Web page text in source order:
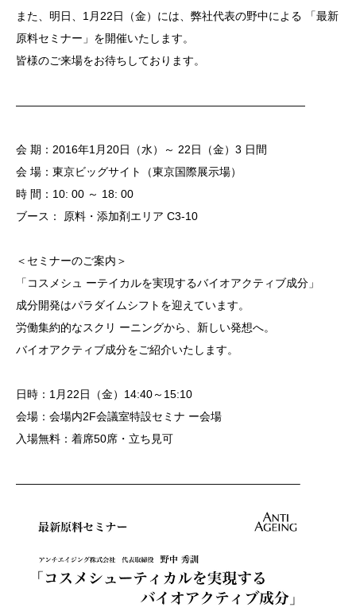
また、明日、 1 月 22日（金）には、 弊社代表の野中による
「最新
原料セミナー」を開催いたします。
皆様のご来場をお待ちしております。
——————————————————————————
会 期： 2016年1 月 20日（水）～ 22日（金） 3 日間
会 場：東京ビッグサイト（東京国際展示場）
時 間： 10: 00 ～ 18: 00
ブース：
原料・添加剤エリア C3-10
＜セミナーのご案内＞
「コスメシュ ーテイカルを実現するバイオアクティブ成分」
成分開発はパラダイムシフトを迎えています。
労働集約的なスクリ ーニングから、新しい発想へ。
バイオアクティブ成分をご紹介いたします。
日時： 1 月 22日（金） 14:40～ 15:10
会場：会場内2F会議室特設セミナ ー会場
入場無料：着席50席・立ち見可
—————————————————————————–